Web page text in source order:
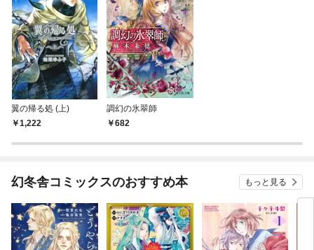
翼の帰る処 (上)
1,222
調幻の氷翠師
682
幻冬舎コミックスのおすすめ本 もっと見る